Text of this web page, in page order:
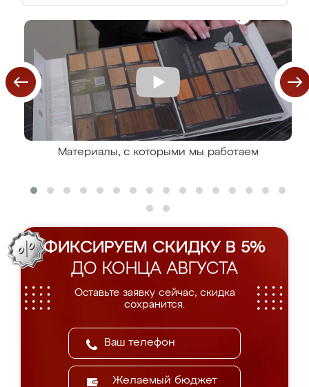
Материалы, с которыми мы работаем
ФИКСИРУЕМ СКИДКУ В 5%
ДО КОНЦА АВГУСТА
Оставьте заявку сейчас, скидка
сохранится.
Желаемый бюджет